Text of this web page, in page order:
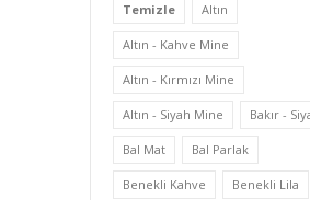
Temizle Altın
Altın - Kahve Mine
Altın - Kırmızı Mine
Altın - Siyah Mine Bakır -
Bal Mat Bal Parlak
Benekli Kahve Benekli Lila